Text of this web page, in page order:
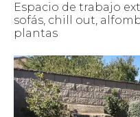
Espacio de trabajo
sofás, chill out,
plantas